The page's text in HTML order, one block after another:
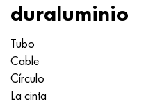
duraluminio
Tubo
Cable
Círculo
La cinta